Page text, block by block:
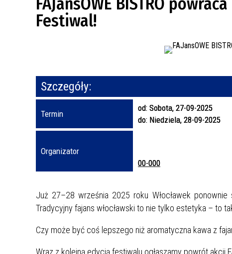
REJSY PO ZALEWIE WŁOCŁAWSKIM
Festiwal!
Szczegóły:
Termin
od: Sobota, 27-09-2025
do: Niedziela, 28-09-2025
Organizator
00-000
Już 27–28 września 2025 roku Włocławek
Tradycyjny fajans włocławski to nie tylko estetyka – to
Czy może być coś lepszego niż aromatyczna kawa z
Wraz z kolejną edycją festiwalu ogłaszamy powrót akcji